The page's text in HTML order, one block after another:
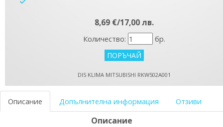
8,69 €/17,00 лв.
Количество: бр.
DIS KLIMA MITSUBISHI RKW502A001
Описание Допълнителна информация Отзиви
Описание